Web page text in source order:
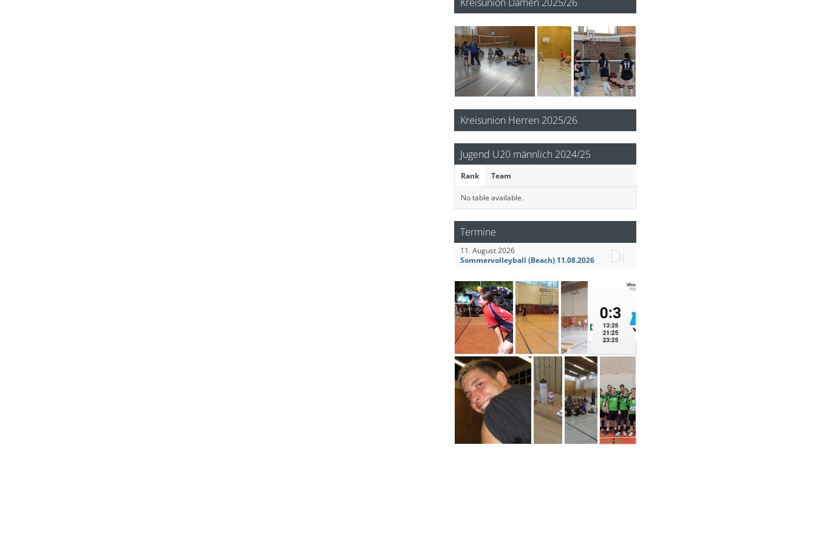
Kreisunion Herren 2025/26
Jugend U20 männlich 2024/25
Rank Team
No table available.
Termine
Di.
11. August 2026
Sommervolleyball (Beach) 11.08.2026
Mannschaftsbild Herren I vom 20.02.2022